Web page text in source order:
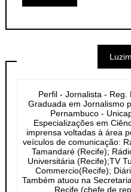
Perfil - Jornalista - Reg.
Graduada em Jornalismo
Pernambuco -
Especializações em
imprensa voltadas à área
veículos de comunicação:
Tamandaré (Recife);
Universitária (Recife);TV
Commercio(Recife);
Também atuou na
Recife (chefe de